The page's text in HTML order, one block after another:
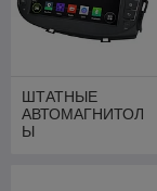
ШТАТНЫЕ
АВТОМАГНИТОЛ
Ы